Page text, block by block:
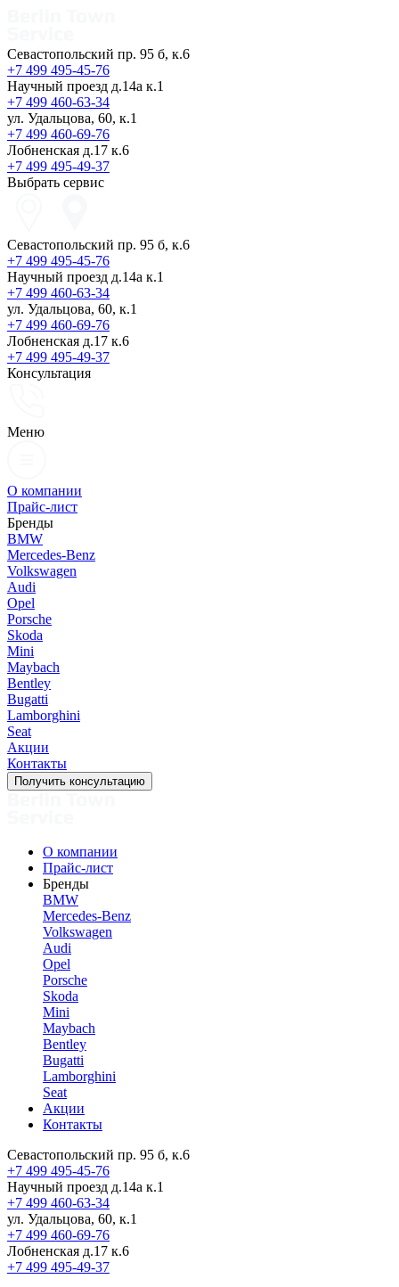
Севастопольский пр. 95 б, к.6
+7 499 495-45-76
Научный проезд д.14а к.1
+7 499 460-63-34
ул. Удальцова, 60, к.1
+7 499 460-69-76
Лобненская д.17 к.6
+7 499 495-49-37
Выбрать сервис
Севастопольский пр. 95 б, к.6
+7 499 495-45-76
Научный проезд д.14а к.1
+7 499 460-63-34
ул. Удальцова, 60, к.1
+7 499 460-69-76
Лобненская д.17 к.6
+7 499 495-49-37
Консультация
Меню
О компании
Прайс-лист
Бренды
BMW
Mercedes-Benz
Volkswagen
Audi
Opel
Porsche
Skoda
Mini
Maybach
Bentley
Bugatti
Lamborghini
Seat
Акции
Контакты
Получить консультацию
О компании
Прайс-лист
Бренды
BMW
Mercedes-Benz
Volkswagen
Audi
Opel
Porsche
Skoda
Mini
Maybach
Bentley
Bugatti
Lamborghini
Seat
Акции
Контакты
Севастопольский пр. 95 б, к.6
+7 499 495-45-76
Научный проезд д.14а к.1
+7 499 460-63-34
ул. Удальцова, 60, к.1
+7 499 460-69-76
Лобненская д.17 к.6
+7 499 495-49-37